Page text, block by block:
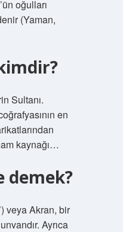
oğulları
(Yaman,
Sultanı.
en
kaynağı…
demek?
Ayrıca